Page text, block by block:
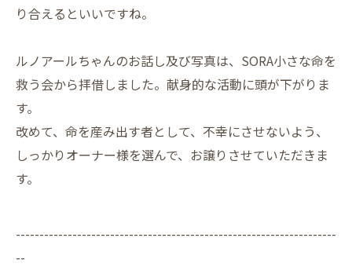
り合えるといいですね。
ルノアールちゃんのお話し及び写真は、SORA小さな命を
救う会から拝借しました。献身的な活動に頭が下がりま
す。
改めて、命を産み出す者として、不幸にさせないよう、
しっかりオーナー様を選んで、お譲りさせていただきま
す。
--------------------------------------------------------------------
--